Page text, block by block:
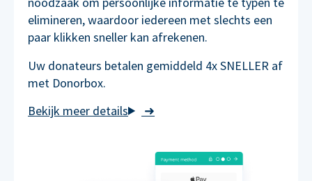
➜
elimineren, waardoor iedereen met slechts een
paar klikken sneller kan afrekenen.
Uw donateurs betalen gemiddeld 4x SNELLER af
met Donorbox.